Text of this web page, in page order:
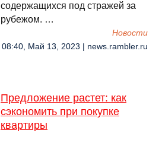
содержащихся под стражей за
рубежом. …
Новости
08:40, Май 13, 2023 | news.rambler.ru
Предложение растет: как
сэкономить при покупке
квартиры